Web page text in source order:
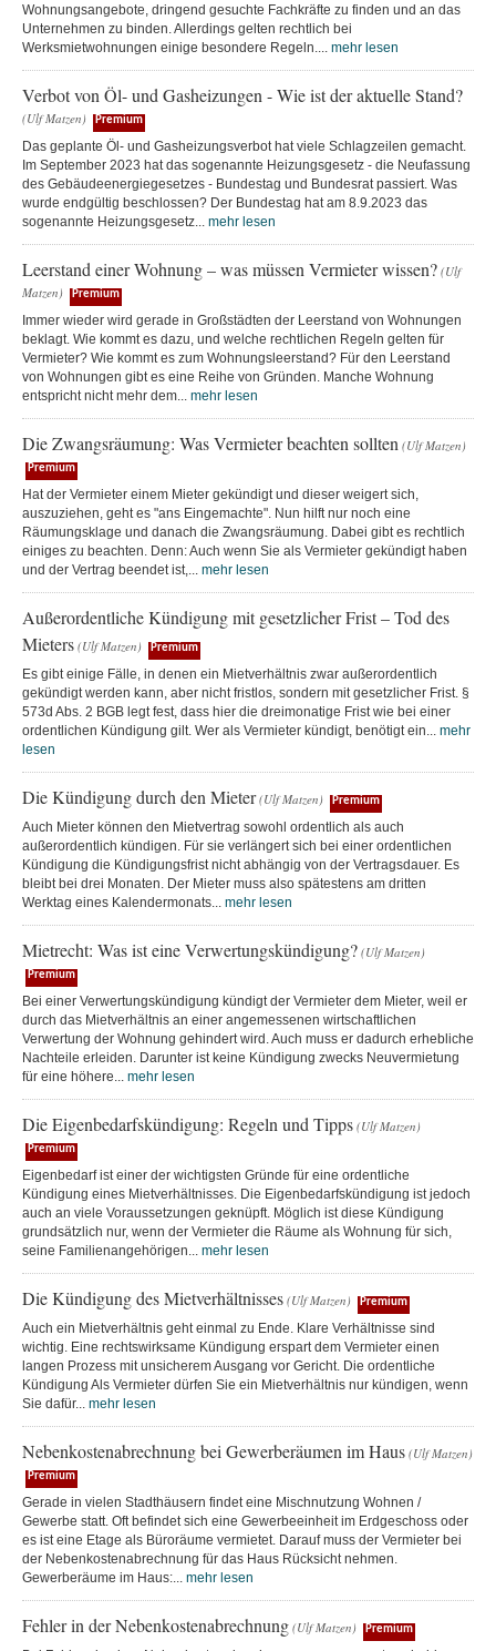
Wohnungsangebote, dringend gesuchte Fachkräfte zu finden und an das
Unternehmen zu binden. Allerdings gelten rechtlich bei
Werksmietwohnungen einige besondere Regeln.... mehr lesen
Verbot von Öl- und Gasheizungen - Wie ist der aktuelle Stand?
(Ulf Matzen) Premium
Das geplante Öl- und Gasheizungsverbot hat viele Schlagzeilen gemacht.
Im September 2023 hat das sogenannte Heizungsgesetz - die Neufassung
des Gebäudeenergiegesetzes - Bundestag und Bundesrat passiert. Was
wurde endgültig beschlossen? Der Bundestag hat am 8.9.2023 das
sogenannte Heizungsgesetz... mehr lesen
Leerstand einer Wohnung – was müssen Vermieter wissen? (Ulf
Matzen)
Premium
Immer wieder wird gerade in Großstädten der Leerstand von Wohnungen
beklagt. Wie kommt es dazu, und welche rechtlichen Regeln gelten für
Vermieter? Wie kommt es zum Wohnungsleerstand? Für den Leerstand
von Wohnungen gibt es eine Reihe von Gründen. Manche Wohnung
entspricht nicht mehr dem... mehr lesen
Die Zwangsräumung: Was Vermieter beachten sollten (Ulf Matzen)
Premium
Hat der Vermieter einem Mieter gekündigt und dieser weigert sich,
auszuziehen, geht es "ans Eingemachte". Nun hilft nur noch eine
Räumungsklage und danach die Zwangsräumung. Dabei gibt es rechtlich
einiges zu beachten. Denn: Auch wenn Sie als Vermieter gekündigt haben
und der Vertrag beendet ist,... mehr lesen
Außerordentliche Kündigung mit gesetzlicher Frist – Tod des
Mieters (Ulf Matzen) Premium
Es gibt einige Fälle, in denen ein Mietverhältnis zwar außerordentlich
gekündigt werden kann, aber nicht fristlos, sondern mit gesetzlicher Frist. §
573d Abs. 2 BGB legt fest, dass hier die dreimonatige Frist wie bei einer
ordentlichen Kündigung gilt. Wer als Vermieter kündigt, benötigt ein... mehr
lesen
Die Kündigung durch den Mieter (Ulf Matzen) Premium
Auch Mieter können den Mietvertrag sowohl ordentlich als auch
außerordentlich kündigen. Für sie verlängert sich bei einer ordentlichen
Kündigung die Kündigungsfrist nicht abhängig von der Vertragsdauer. Es
bleibt bei drei Monaten. Der Mieter muss also spätestens am dritten
Werktag eines Kalendermonats... mehr lesen
Mietrecht: Was ist eine Verwertungskündigung? (Ulf Matzen)
Premium
Bei einer Verwertungskündigung kündigt der Vermieter dem Mieter, weil er
durch das Mietverhältnis an einer angemessenen wirtschaftlichen
Verwertung der Wohnung gehindert wird. Auch muss er dadurch erhebliche
Nachteile erleiden. Darunter ist keine Kündigung zwecks Neuvermietung
für eine höhere... mehr lesen
Die Eigenbedarfskündigung: Regeln und Tipps (Ulf Matzen)
Premium
Eigenbedarf ist einer der wichtigsten Gründe für eine ordentliche
Kündigung eines Mietverhältnisses. Die Eigenbedarfskündigung ist jedoch
auch an viele Voraussetzungen geknüpft. Möglich ist diese Kündigung
grundsätzlich nur, wenn der Vermieter die Räume als Wohnung für sich,
seine Familienangehörigen... mehr lesen
Die Kündigung des Mietverhältnisses (Ulf Matzen) Premium
Auch ein Mietverhältnis geht einmal zu Ende. Klare Verhältnisse sind
wichtig. Eine rechtswirksame Kündigung erspart dem Vermieter einen
langen Prozess mit unsicherem Ausgang vor Gericht. Die ordentliche
Kündigung Als Vermieter dürfen Sie ein Mietverhältnis nur kündigen, wenn
Sie dafür... mehr lesen
Nebenkostenabrechnung bei Gewerberäumen im Haus (Ulf Matzen)
Premium
Gerade in vielen Stadthäusern findet eine Mischnutzung Wohnen /
Gewerbe statt. Oft befindet sich eine Gewerbeeinheit im Erdgeschoss oder
es ist eine Etage als Büroräume vermietet. Darauf muss der Vermieter bei
der Nebenkostenabrechnung für das Haus Rücksicht nehmen.
Gewerberäume im Haus:... mehr lesen
Fehler in der Nebenkostenabrechnung (Ulf Matzen) Premium